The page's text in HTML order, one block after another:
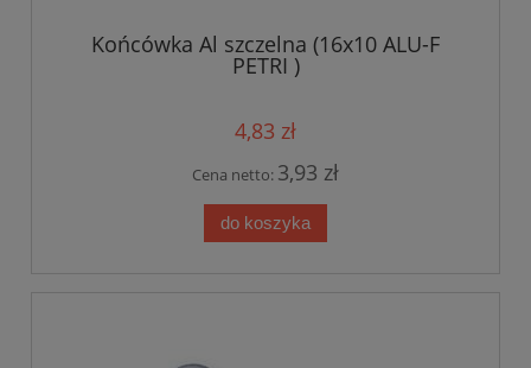
Końcówka Al szczelna (16x10 ALU-F
PETRI )
4,83 zł
Cena netto: 3,93 zł
do koszyka